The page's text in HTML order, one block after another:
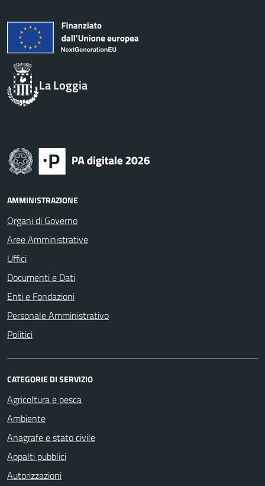
La Loggia
AMMINISTRAZIONE
Organi di Governo
Aree Amministrative
Uffici
Documenti e Dati
Enti e Fondazioni
Personale Amministrativo
Politici
CATEGORIE DI SERVIZIO
Agricoltura e pesca
Ambiente
Anagrafe e stato civile
Appalti pubblici
Autorizzazioni